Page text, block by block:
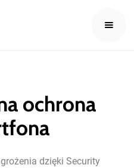
ochrona
dzięki Security